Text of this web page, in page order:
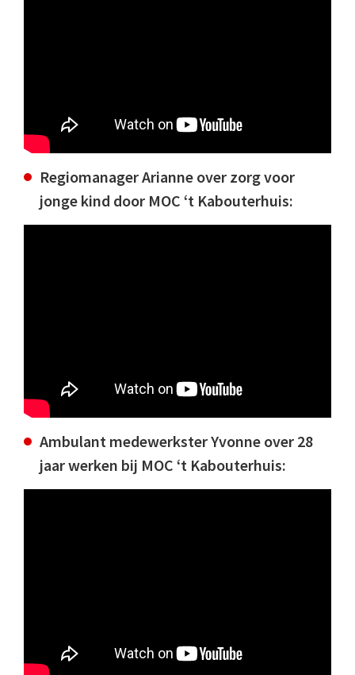
Regiomanager Arianne over zorg voor
jonge kind door MOC ‘t Kabouterhuis:
Ambulant medewerkster Yvonne over 28
jaar werken bij MOC ‘t Kabouterhuis: